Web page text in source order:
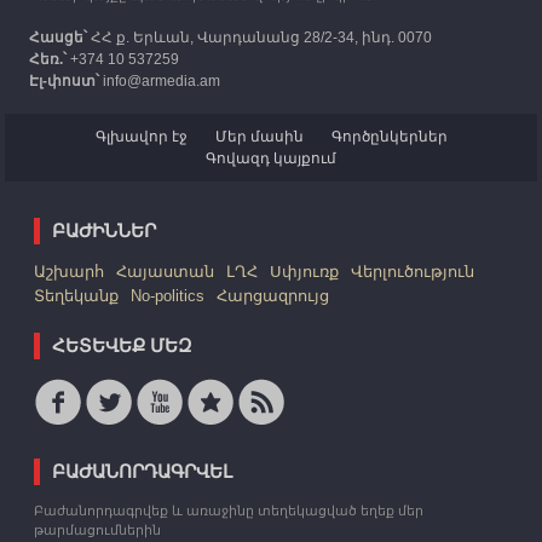
Հասցե՝ՀՀ ք. Երևան, Վարդանանց 28/2-34, ինդ. 0070
Հեռ.՝+374 10 537259
Էլ-փոստ՝info@armedia.am
Գլխավոր էջ Մեր մասին
Գործընկերներ
Գովազդ կայքում
ԲԱԺԻՆՆԵՐ
Աշխարհ Հայաստան ԼՂՀ Սփյուռք
Վերլուծություն
Տեղեկանք
No-politics Հարցազրույց
ՀԵՏԵՎԵՔ ՄԵԶ
ԲԱԺԱՆՈՐԴԱԳՐՎԵԼ
Բաժանորդագրվեք և առաջինը տեղեկացված եղեք մեր
թարմացումներին